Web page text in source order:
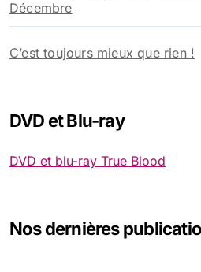
Décembre
C’est toujours mieux que rien !
DVD et Blu-ray
DVD et blu-ray True Blood
Nos dernières